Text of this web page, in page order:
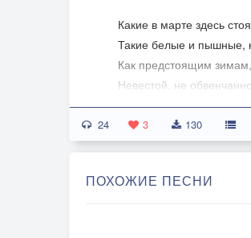
Какие в марте здесь
Такие белые и пышные,
Как предстоящим
Невестой, не
Жених еще не
Веселый, солнечный,
очаровавший не одну,
24 3 130
ПОХОЖИЕ ПЕСНИ